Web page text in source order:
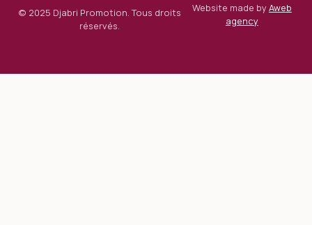
© 2025 Djabri Promotion. Tous droits
réservés.
Website made byAweb
agency